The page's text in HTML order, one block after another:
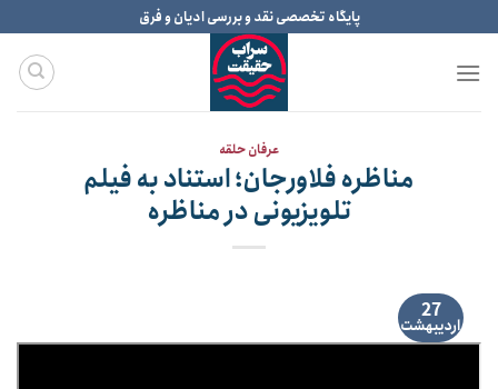
to
content
پایگاه تخصصی نقد و بررسی ادیان و فرق
عرفان حلقه
مناظره فلاورجان؛ استناد به فیلم
تلویزیونی در مناظره
27
اردیبهشت